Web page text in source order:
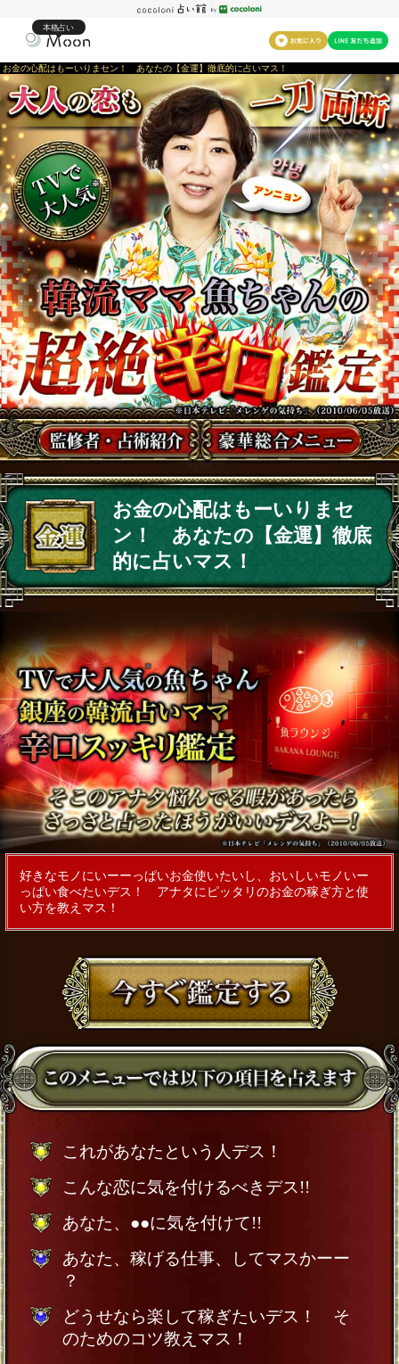
本格占い
お金の心配はもーいりまセン！ あなたの【金運】徹底的に占いマス！
お金の心配はもーいりまセ
ン！ あなたの【金運】徹底
的に占いマス！
好きなモノにいーーっぱいお金使いたいし、おいしいモノいー
っぱい食べたいデス！ アナタにピッタリのお金の稼ぎ方と使
い方を教えマス！
これがあなたという人デス！
こんな恋に気を付けるべきデス!!
あなた、●●に気を付けて!!
あなた、稼げる仕事、してマスかーー
？
どうせなら楽して稼ぎたいデス！ そ
のためのコツ教えマス！